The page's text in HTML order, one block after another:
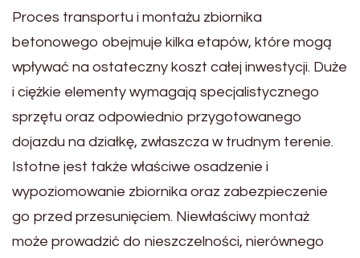
Proces transportu i montażu zbiornika
betonowego obejmuje kilka etapów, które mogą
wpływać na ostateczny koszt całej inwestycji. Duże
i ciężkie elementy wymagają specjalistycznego
sprzętu oraz odpowiednio przygotowanego
dojazdu na działkę, zwłaszcza w trudnym terenie.
Istotne jest także właściwe osadzenie i
wypoziomowanie zbiornika oraz zabezpieczenie
go przed przesunięciem. Niewłaściwy montaż
może prowadzić do nieszczelności, nierównego